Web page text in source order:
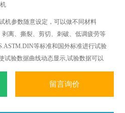
机参数随意设定，可以做不同材料
离、撕裂、剪切、刺破、低调疲劳等
等标准和国外标准进行试验
试验数据曲线动态显示,试验数据可以
.随时随地都可以进行曲线遍历.叠加.
留言询价